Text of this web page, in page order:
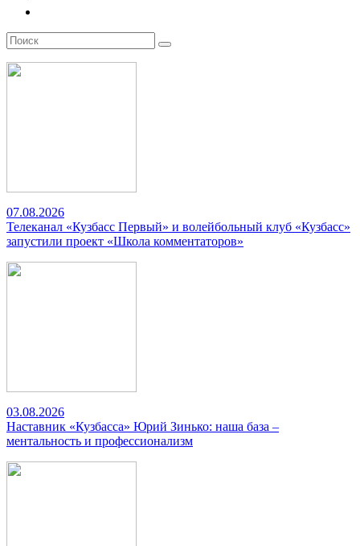
07.08.2026
Телеканал «Кузбасс Первый» и волейбольный клуб «Кузбасс»
запустили проект «Школа комментаторов»
03.08.2026
Наставник «Кузбасса» Юрий Зинько: наша база –
ментальность и профессионализм